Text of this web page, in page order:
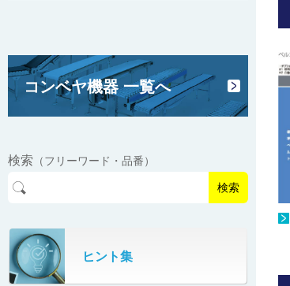
グラビティコンベヤの選定
ベルトコンベヤの選定
センタドライブとヘッドドライブの
違い
コンベヤタイプごとの活用シーン紹
アイディア事例集
駆動部下脚取付穴位置
ベルト仕様
ベルト仕様 プラスチックベルトコン
ベヤ
IPMモータ/コントローラ
制御ユニット（S-BOX）
共通仕様
制御ユニット（S-BOXシリーズ）
型式と仕様
ベルト交換
ベルト蛇行調整
コンベヤ機器 一覧へ
検索 （フリーワード・品番）
検索
ヒント集